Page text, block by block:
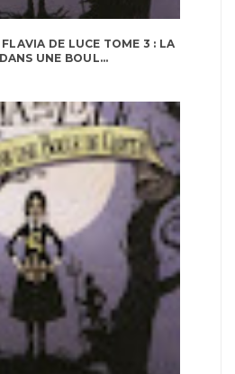
DE LUCE TOME 3 : LA
UNE BOUL...